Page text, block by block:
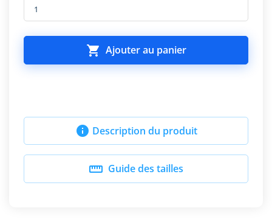
 Ajouter au panier
 Description du produit
 Guide des tailles